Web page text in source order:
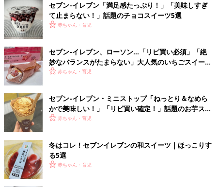
セブン-イレブン「満足感たっぷり！」「美味しすぎ
て止まらない！」話題のチョコスイーツ5選
赤ちゃん・育児
セブン-イレブン、ローソン…「リピ買い必須」「絶
妙なバランスがたまらない」大人気のいちごスイーツ
4選赤ちゃん・育児
セブン-イレブン・ミニストップ「ねっとり＆なめら
かで美味しい！」「リピ買い確定！」話題のお芋スイ
ーツ4選
赤ちゃん・育児
冬はコレ！セブンイレブンの和スイーツ｜ほっこりす
る5選
赤ちゃん・育児